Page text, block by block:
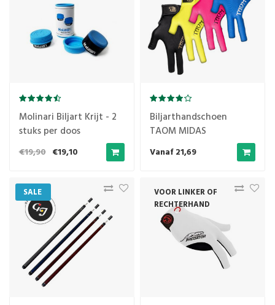
Molinari Biljart Krijt - 2
stuks per doos
€19,90 €19,10
Biljarthandschoen
TAOM MIDAS
Vanaf 21,69
SALE
VOOR LINKER OF
RECHTERHAND